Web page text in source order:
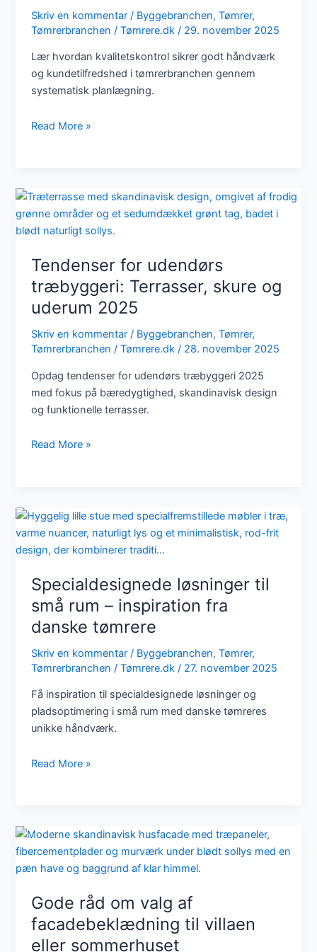
Skriv en kommentar / Byggebranchen,Tømrer,
Tømrerbranchen /Tømrere.dk/ 29. november 2025
Lær hvordan kvalitetskontrol sikrer godt håndværk
og kundetilfredshed i tømrerbranchen gennem
systematisk planlægning.
Kvalitetskontrol
hvordan
sikres
godt
Read More »
Tendenser for udendørs
træbyggeri: Terrasser, skure og
uderum 2025
Skriv en kommentar / Byggebranchen,Tømrer,
Tømrerbranchen /Tømrere.dk/ 28. november 2025
Opdag tendenser for udendørs træbyggeri 2025
med fokus på bæredygtighed, skandinavisk design
og funktionelle terrasser.
Tendenser
Terrasser,
skure
og
2025
Read More »
Specialdesignede løsninger til
små rum – inspiration fra
danske tømrere
Skriv en kommentar / Byggebranchen,Tømrer,
Tømrerbranchen /Tømrere.dk / 27. november 2025
Få inspiration til specialdesignede løsninger og
pladsoptimering i små rum med danske tømreres
unikke håndværk.
Specialdesignede
rum
–
inspiration
danske
tømrere
Read More »
Gode råd om valg af
facadebeklædning til villaen
eller sommerhuset